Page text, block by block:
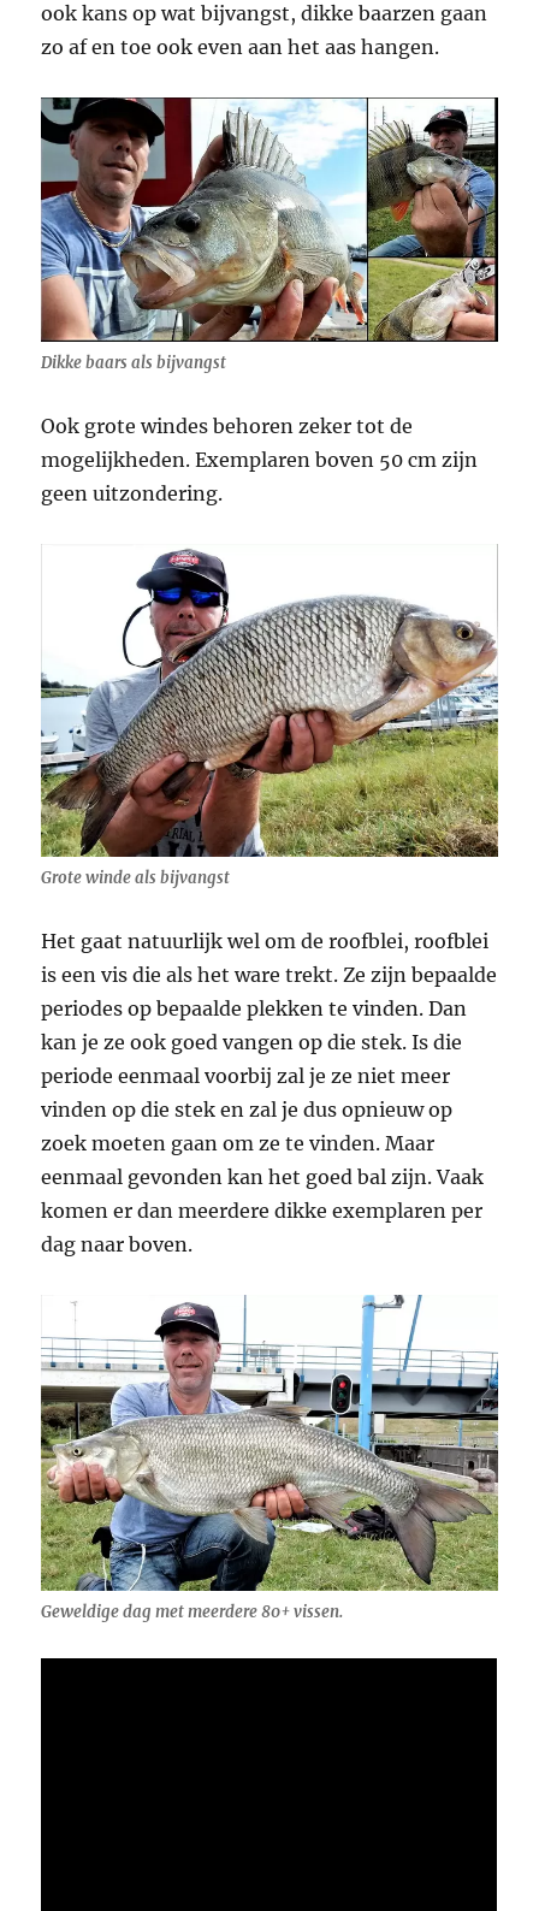
ook kans op wat bijvangst, dikke baarzen gaan
zo af en toe ook even aan het aas hangen.
Dikke baars als bijvangst
Ook grote windes behoren zeker tot de
mogelijkheden. Exemplaren boven 50 cm zijn
geen uitzondering.
Grote winde als bijvangst
Het gaat natuurlijk wel om de roofblei, roofblei
is een vis die als het ware trekt. Ze zijn bepaalde
periodes op bepaalde plekken te vinden. Dan
kan je ze ook goed vangen op die stek. Is die
periode eenmaal voorbij zal je ze niet meer
vinden op die stek en zal je dus opnieuw op
zoek moeten gaan om ze te vinden. Maar
eenmaal gevonden kan het goed bal zijn. Vaak
komen er dan meerdere dikke exemplaren per
dag naar boven.
Geweldige dag met meerdere 80+ vissen.